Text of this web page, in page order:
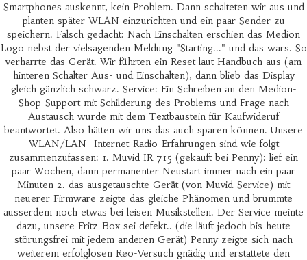
Smartphones auskennt, kein Problem. Dann schalteten wir aus und
planten später WLAN einzurichten und ein paar Sender zu
speichern. Falsch gedacht: Nach Einschalten erschien das Medion
Logo nebst der vielsagenden Meldung "Starting..." und das wars. So
verharrte das Gerät. Wir führten ein Reset laut Handbuch aus (am
hinteren Schalter Aus- und Einschalten), dann blieb das Display
gleich gänzlich schwarz. Service: Ein Schreiben an den Medion-
Shop-Support mit Schilderung des Problems und Frage nach
Austausch wurde mit dem Textbaustein für Kaufwideruf
beantwortet. Also hätten wir uns das auch sparen können. Unsere
WLAN/LAN- Internet-Radio-Erfahrungen sind wie folgt
zusammenzufassen: 1. Muvid IR 715 (gekauft bei Penny): lief ein
paar Wochen, dann permanenter Neustart immer nach ein paar
Minuten 2. das ausgetauschte Gerät (von Muvid-Service) mit
neuerer Firmware zeigte das gleiche Phänomen und brummte
ausserdem noch etwas bei leisen Musikstellen. Der Service meinte
dazu, unsere Fritz-Box sei defekt.. (die läuft jedoch bis heute
störungsfrei mit jedem anderen Gerät) Penny zeigte sich nach
weiterem erfolglosen Reo-Versuch gnädig und erstattete den